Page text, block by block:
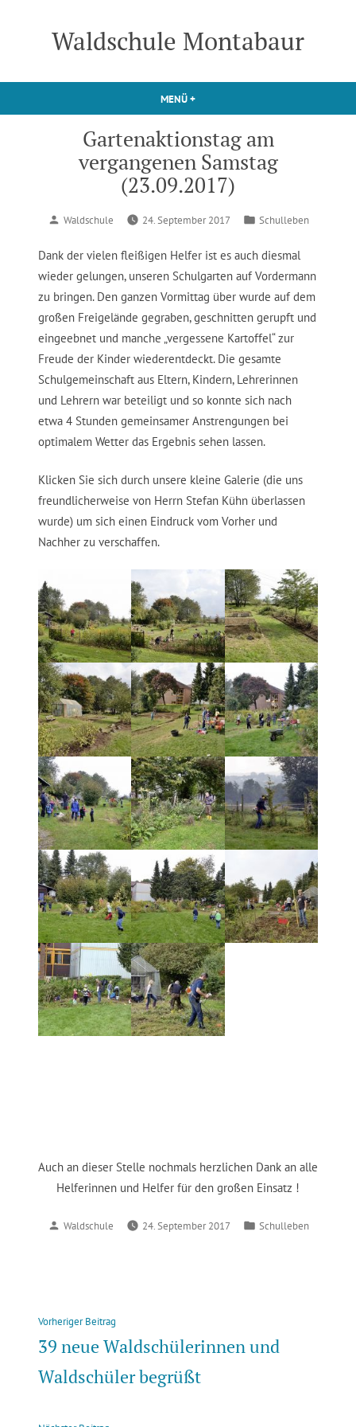
Waldschule Montabaur
MENÜ+
Gartenaktionstag am
vergangenen Samstag
(23.09.2017)
Verfasst
Waldschule 24. September 2017
Veröffentlicht
Schulleben
Dank der vielen fleißigen Helfer ist es auch diesmal
wieder gelungen, unseren Schulgarten auf Vordermann
zu bringen. Den ganzen Vormittag über wurde auf dem
großen Freigelände gegraben, geschnitten gerupft und
eingeebnet und manche „vergessene Kartoffel“ zur
Freude der Kinder wiederentdeckt. Die gesamte
Schulgemeinschaft aus Eltern, Kindern, Lehrerinnen
und Lehrern war beteiligt und so konnte sich nach
etwa 4 Stunden gemeinsamer Anstrengungen bei
optimalem Wetter das Ergebnis sehen lassen.
Klicken Sie sich durch unsere kleine Galerie (die uns
freundlicherweise von Herrn Stefan Kühn überlassen
wurde) um sich einen Eindruck vom Vorher und
Nachher zu verschaffen.
Auch an dieser Stelle nochmals herzlichen Dank an alle
Helferinnen und Helfer für den großen Einsatz !
Verfasst
Waldschule 24. September 2017
Veröffentlicht
Schulleben
Beitragsnavigation
Vorheriger Beitrag
Beitrag:
39 neue Waldschülerinnen und
Waldschüler begrüßt